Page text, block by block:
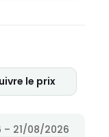
le prix
– 21/08/2026